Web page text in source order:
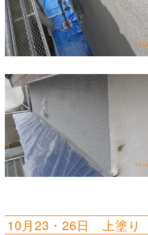
10月23・26日 上塗り